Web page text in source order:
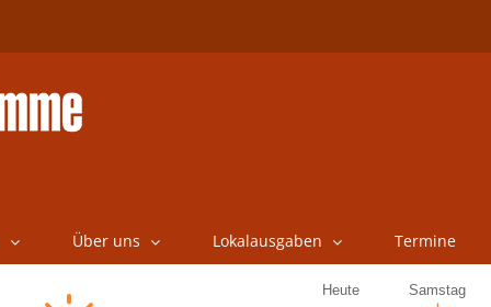
Über uns Lokalausgaben Termine